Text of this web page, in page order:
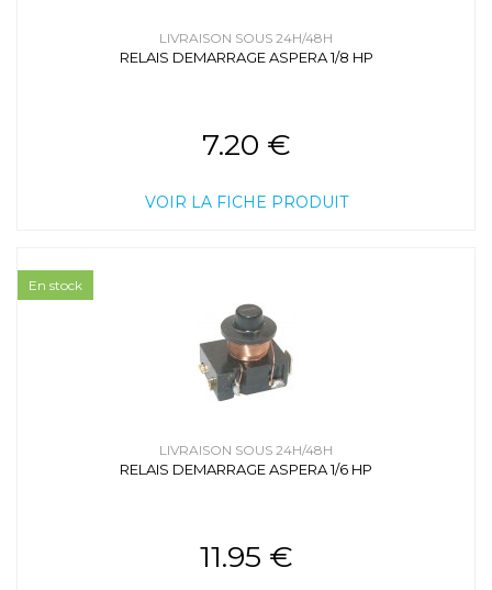
LIVRAISON SOUS 24H/48H
RELAIS DEMARRAGE ASPERA 1/8 HP
7.20 €
VOIR LA FICHE PRODUIT
LIVRAISON SOUS 24H/48H
RELAIS DEMARRAGE ASPERA 1/6 HP
11.95 €
En stock